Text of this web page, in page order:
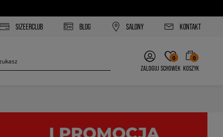
SIZEERCLUB BLOG SALONY KONTAKT
ZALOGUJ
0
SCHOWEK
0
KOSZYK